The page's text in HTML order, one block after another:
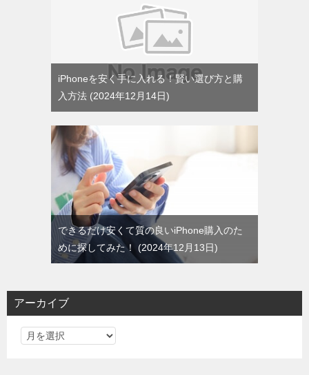
iPhoneを安く手に入れる！賢い選び方と購
入方法
2024年12月14日
できるだけ安くて質の良いiPhone購入のた
めに探してみた！
2024年12月13日
アーカイブ
ア